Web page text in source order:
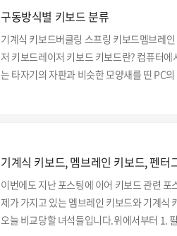
의 충전기는 맥세이프라는 이름을 가지고 있
종류 어느 제품이든 구형과 신형 제품이 존재
을 하는 시점인 현재 애플 스토어에서 구입할
구형인 맥세이프(Mag..
구동방식별 키보드 분류
기계식 키보드버클링 스프링 키보드멤브레
저 키보드레이저 키보드 키보드란? 컴퓨터
는 타자기의 자판과 비슷한 모양새를 띤 PC
치로 인정받고 있습니다. 이는 스마트폰 등에
등과 같은 새로운 입력 방식 패러다임이 대중
하지 않을 것으로 전망되고 있습니다. 연결..
기계식 키보드, 멤브레인 키보드, 펜터
이번에도 지난 포스팅에 이어 키보드 관련
제가 가지고 있는 멤브레인 키보드와 기계식
오늘 비교당할 녀석들입니다.위에서부터 1.